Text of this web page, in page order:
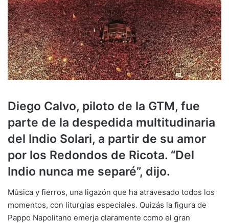
Diego Calvo, piloto de la GTM, fue
parte de la despedida multitudinaria
del Indio Solari, a partir de su amor
por los Redondos de Ricota. “Del
Indio nunca me separé”, dijo.
Música y fierros, una ligazón que ha atravesado todos los
momentos, con liturgias especiales. Quizás la figura de
Pappo Napolitano emerja claramente como el gran